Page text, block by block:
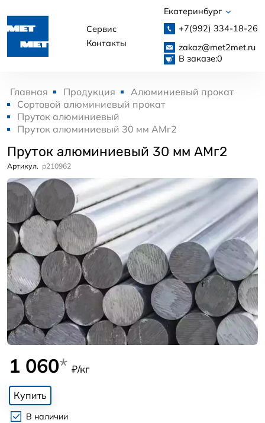
Сервис
Контакты
Екатеринбург
+7(992) 334-18-26
zakaz@met2met.ru
В заказе:0
Главная Продукция
Алюминиевый прокат
Сортовой алюминиевый прокат
Пруток алюминиевый
Пруток алюминиевый 30 мм АМг2
Пруток алюминиевый 30 мм АМг2
Артикул. p210962
1 060* ₽/кг
Купить
В наличии